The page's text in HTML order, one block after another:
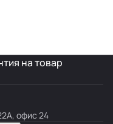
на товар
офис 24